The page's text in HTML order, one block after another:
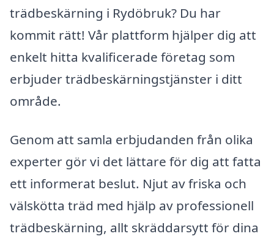
trädbeskärning i Rydöbruk? Du har
kommit rätt! Vår plattform hjälper dig att
enkelt hitta kvalificerade företag som
erbjuder trädbeskärningstjänster i ditt
område.
Genom att samla erbjudanden från olika
experter gör vi det lättare för dig att fatta
ett informerat beslut. Njut av friska och
välskötta träd med hjälp av professionell
trädbeskärning, allt skräddarsytt för dina